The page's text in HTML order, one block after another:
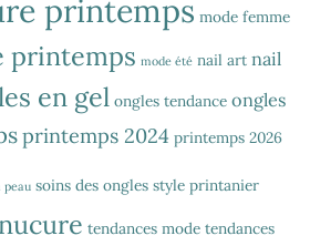
printemps mode femme
printemps mode été nail art nail
en gel ongles tendance ongles
printemps 2024 printemps 2026
peau soins des ongles style printanier
tendances mode tendances